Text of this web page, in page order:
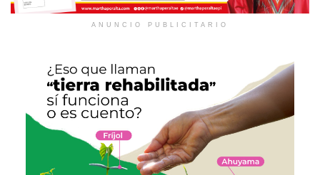
ANUNCIO PUBLICITARIO